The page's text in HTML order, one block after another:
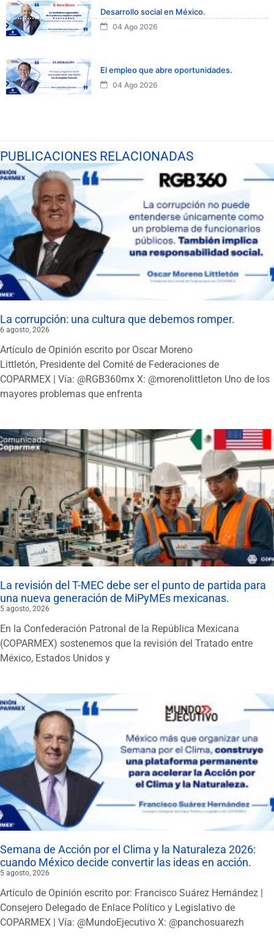
Desarrollo social en México.
04 Ago 2026
El empleo que abre oportunidades.
04 Ago 2026
PUBLICACIONES RELACIONADAS
La corrupción: una cultura que debemos romper.
6 agosto, 2026
Artículo de Opinión escrito por Oscar Moreno
Littletón, Presidente del Comité de Federaciones de
COPARMEX | Vía: @RGB360mx X: @morenolittleton Uno de los
mayores problemas que enfrenta
La revisión del T-MEC debe ser el punto de partida para
una nueva generación de MiPyMEs mexicanas.
5 agosto, 2026
En la Confederación Patronal de la República Mexicana
(COPARMEX) sostenemos que la revisión del Tratado entre
México, Estados Unidos y
Semana de Acción por el Clima y la Naturaleza 2026:
cuando México decide convertir las ideas en acción.
5 agosto, 2026
Artículo de Opinión escrito por: Francisco Suárez Hernández |
Consejero Delegado de Enlace Político y Legislativo de
COPARMEX | Vía: @MundoEjecutivo X: @panchosuarezh